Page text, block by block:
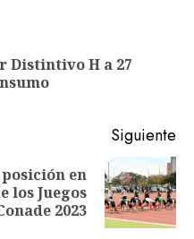
Distintivo H a 27
Siguiente
en
los Juegos
2023